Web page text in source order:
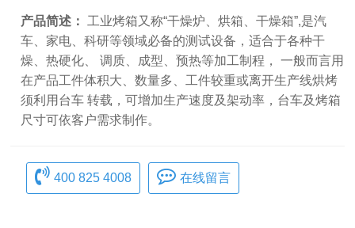
产品简述：
工业烤箱又称“干燥炉、烘箱、干燥箱”,是汽
车、家电、科研等领域必备的测试设备，适合于各种干
燥、热硬化、 调质、成型、预热等加工制程， 一般而言用
在产品工件体积大、数量多、工件较重或离开生产线烘烤
须利用台车 转载，可增加生产速度及架动率，台车及烤箱
尺寸可依客户需求制作。
400 825 4008 在线留言